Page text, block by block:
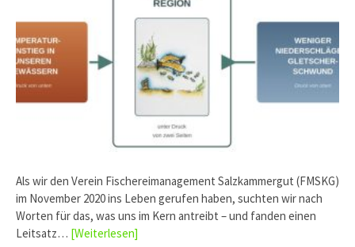
Als wir den Verein Fischereimanagement Salzkammergut (FMSKG)
im November 2020 ins Leben gerufen haben, suchten wir nach
Worten für das, was uns im Kern antreibt – und fanden einen
Leitsatz… [Weiterlesen]